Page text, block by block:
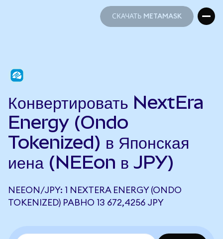
СКАЧАТЬ METAMASK
Конвертировать NextEra
Energy (Ondo
Tokenized) в Японская
иена (NEEon в JPY)
NEEON/JPY: 1 NEXTERA ENERGY (ONDO
TOKENIZED) РАВНО 13 672,4256 JPY